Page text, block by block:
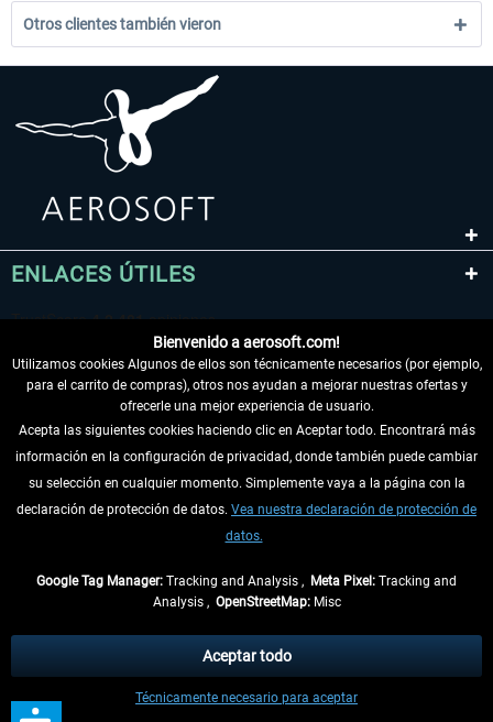
Otros clientes también vieron
ENLACES ÚTILES
DESISTIR DEL CONTRATO
INFORMACIÓN
tasas de recepción si no se describe lo contrario
** De aplicación a envíos dentro de Alemania. Los plazos de envío para los
demás países se pueden consultar en lainformación de envío
Bienvenido a aerosoft.com!
Utilizamos cookies Algunos de ellos son técnicamente necesarios (por ejemplo,
para el carrito de compras), otros nos ayudan a mejorar nuestras ofertas y
ofrecerle una mejor experiencia de usuario.
Acepta las siguientes cookies haciendo clic en Aceptar todo. Encontrará más
información en la configuración de privacidad, donde también puede cambiar
su selección en cualquier momento. Simplemente vaya a la página con la
declaración de protección de datos. Vea nuestra declaración de protección de
datos.
Google Tag Manager: Tracking and Analysis , Meta Pixel: Tracking and
Analysis , OpenStreetMap:Misc
Técnicamente necesario para aceptar
Aceptar todo